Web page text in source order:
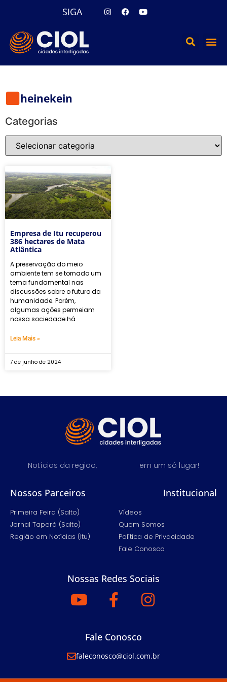
SIGA
heinekein
Categorias
Empresa de Itu recuperou
386 hectares de Mata
Atlântica
A preservação do meio
ambiente tem se tornado um
tema fundamental nas
discussões sobre o futuro da
humanidade. Porém,
algumas ações permeiam
nossa sociedade há
Leia Mais »
7 de junho de 2024
Notícias da região, em um só lugar!
Nossos Parceiros
Primeira Feira (Salto)
Jornal Taperá (Salto)
Região em Notícias (Itu)
Institucional
Vídeos
Quem Somos
Política de Privacidade
Fale Conosco
Nossas Redes Sociais
Fale Conosco
faleconosco@ciol.com.br